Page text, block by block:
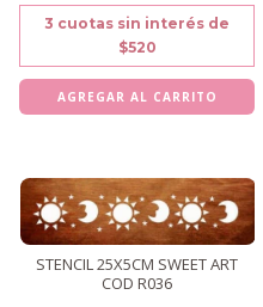
3 cuotas sin interés de
$520
STENCIL 25X5CM SWEET ART
COD R036